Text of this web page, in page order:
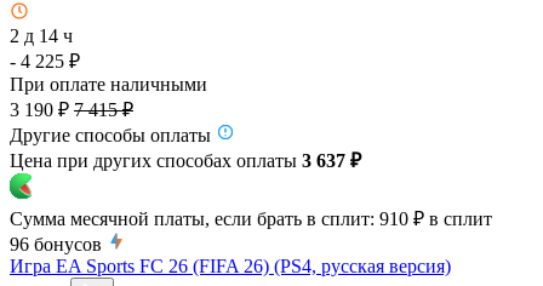
2 д 14 ч
- 4 225 ₽
При оплате наличными
3 190 ₽ 7 415 ₽
Другие способы оплаты
Цена при других способах оплаты 3 637 ₽
Сумма месячной платы, если брать в сплит: 910 ₽ в сплит
96 бонусов
Игра EA Sports FC 26 (FIFA 26) (PS4, русская версия)